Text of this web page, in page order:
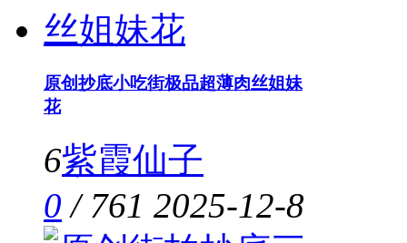
原创抄底小吃街极品超薄肉丝姐妹
花
6紫霞仙子
0 / 761 2025-12-8